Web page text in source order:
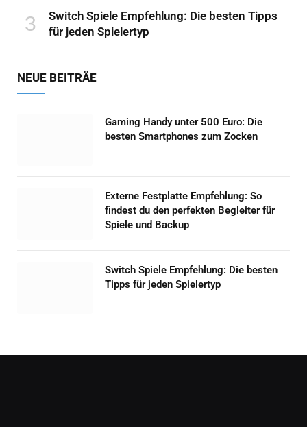
Switch Spiele Empfehlung: Die besten Tipps
für jeden Spielertyp
NEUE BEITRÄE
Gaming Handy unter 500 Euro: Die
besten Smartphones zum Zocken
Externe Festplatte Empfehlung: So
findest du den perfekten Begleiter für
Spiele und Backup
Switch Spiele Empfehlung: Die besten
Tipps für jeden Spielertyp